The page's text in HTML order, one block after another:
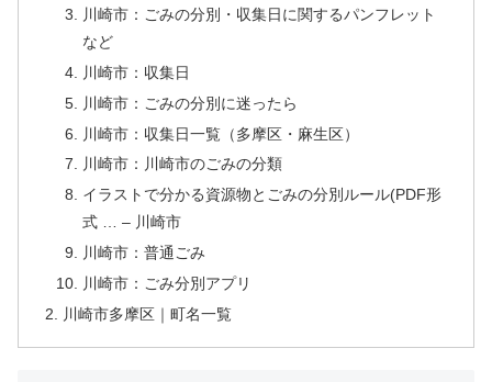
川崎市：ごみの分別・収集日に関するパンフレット
など
川崎市：収集日
川崎市：ごみの分別に迷ったら
川崎市：収集日一覧（多摩区・麻生区）
川崎市：川崎市のごみの分類
イラストで分かる資源物とごみの分別ルール(PDF形
式 … – 川崎市
川崎市：普通ごみ
川崎市：ごみ分別アプリ
川崎市多摩区｜町名一覧